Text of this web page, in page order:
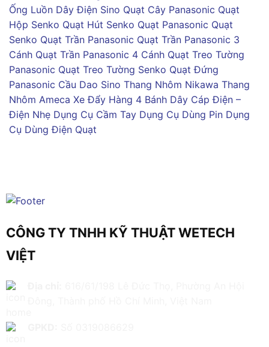
Ống Luồn Dây Điện Sino Quạt Cây Panasonic Quạt
Hộp Senko Quạt Hút Senko Quạt Panasonic Quạt
Senko Quạt Trần Panasonic Quạt Trần Panasonic 3
Cánh Quạt Trần Panasonic 4 Cánh Quạt Treo Tường
Panasonic Quạt Treo Tường Senko Quạt Đứng
Panasonic Cầu Dao Sino Thang Nhôm Nikawa Thang
Nhôm Ameca Xe Đẩy Hàng 4 Bánh Dây Cáp Điện –
Điện Nhẹ Dụng Cụ Cầm Tay Dụng Cụ Dùng Pin Dụng
Cụ Dùng Điện Quạt
CÔNG TY TNHH KỸ THUẬT WETECH
VIỆT